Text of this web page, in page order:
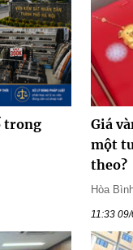
trong
Giá
một
theo?
Hòa
11:33